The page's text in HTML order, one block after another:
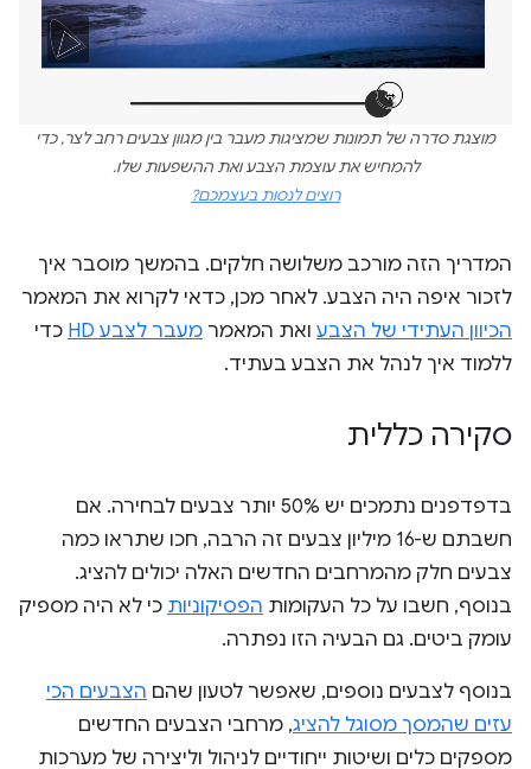
מוצגת סדרה של תמונות שמציגות מעבר בין מגוון צבעים רחב לצר, כדי
להמחיש את עוצמת הצבע ואת ההשפעות שלו.
רוצים לנסות בעצמכם?
המדריך הזה מורכב משלושה חלקים. בהמשך מוסבר איך
לזכור איפה היה הצבע. לאחר מכן, כדאי לקרוא את המאמר
הכיוון העתידי של הצבע ואת המאמר מעבר לצבע HD
כדי
ללמוד איך לנהל את הצבע בעתיד.
סקירה כללית
בדפדפנים נתמכים יש 50% יותר צבעים לבחירה. אם
חשבתם ש-16 מיליון צבעים זה הרבה, חכו שתראו כמה
צבעים חלק מהמרחבים החדשים האלה יכולים להציג.
בנוסף, חשבו על כל העקומות הפסיקוניות כי לא היה מספיק
עומק ביטים. גם הבעיה הזו נפתרה.
בנוסף לצבעים נוספים, שאפשר לטעון שהם הצבעים הכי
עזים שהמסך מסוגל להציג, מרחבי הצבעים החדשים
מספקים כלים ושיטות ייחודיים לניהול וליצירה של מערכות